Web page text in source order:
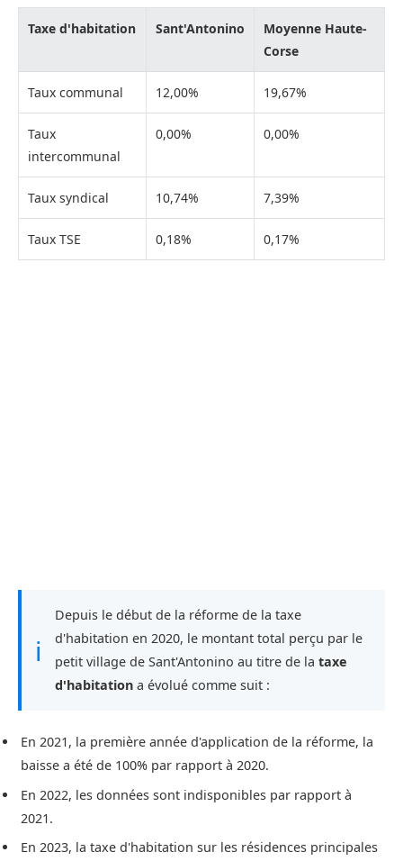
Taxe d'habitation Sant'Antonino
Moyenne Haute-
Corse
Taux communal 12,00% 19,67%
Taux
intercommunal
0,00% 0,00%
Taux syndical 10,74% 7,39%
Taux TSE 0,18% 0,17%
ℹ
Depuis le début de la réforme de la taxe
d'habitation en 2020, le montant total perçu par le
petit village de Sant'Antonino au titre de la taxe
d'habitation a évolué comme suit :
En 2021, la première année d'application de la réforme, la
baisse a été de 100% par rapport à 2020.
En 2022, les données sont indisponibles par rapport à
2021.
En 2023, la taxe d'habitation sur les résidences principales